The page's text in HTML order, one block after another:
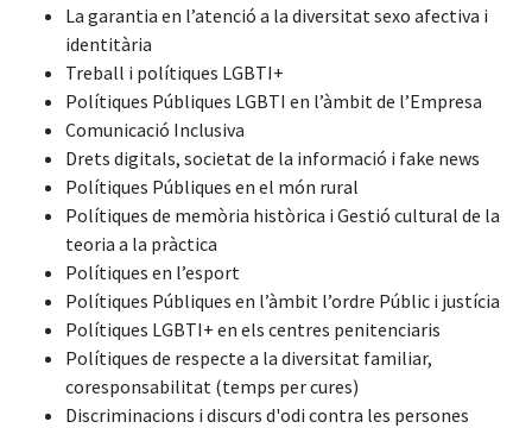
La garantia en l’atenció a la diversitat sexo afectiva i
identitària
Treball i polítiques LGBTI+
Polítiques Públiques LGBTI en l’àmbit de l’Empresa
Comunicació Inclusiva
Drets digitals, societat de la informació i fake news
Polítiques Públiques en el món rural
Polítiques de memòria històrica i Gestió cultural de la
teoria a la pràctica
Polítiques en l’esport
Polítiques Públiques en l’àmbit l’ordre Públic i justícia
Polítiques LGBTI+ en els centres penitenciaris
Polítiques de respecte a la diversitat familiar,
coresponsabilitat (temps per cures)
Discriminacions i discurs d'odi contra les persones